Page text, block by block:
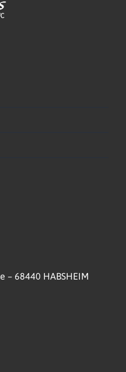
– 68440 HABSHEIM